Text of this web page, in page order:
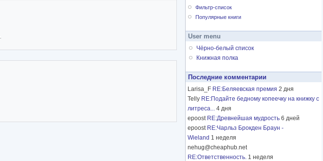
Фильтр-список
Популярные книги
User menu
Чёрно-белый список
Книжная полка
Последние комментарии
Larisa_F RE:Беляевская премия 2 дня
Telly RE:Подайте бедному копеечку на книжку с
литреса... 4 дня
epoost RE:Древнейшая мудрость 6 дней
epoost RE:Чарльз Брокден Браун -
Wieland 1 неделя
nehug@cheaphub.net
RE:Ответственность. 1 неделя